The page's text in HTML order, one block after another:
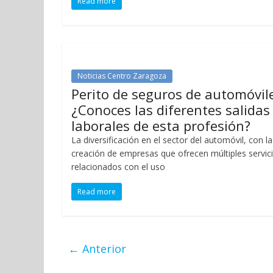
Noticias Centro Zaragoza
Perito de seguros de
¿Conoces las diferentes salidas
laborales de esta profesión?
La diversificación en el sector del automóvil, con la
creación de empresas que ofrecen múltiples
relacionados con el uso
Read more
← Anterior